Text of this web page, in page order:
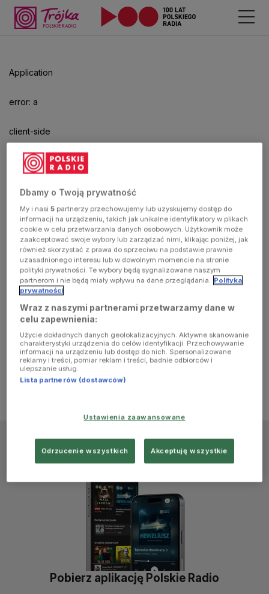
Application
error: a
client-side
exception
has
occurred
(see the
browser
console for
more
information)
aby
odtwarzać.
Pobierz aplikację Polskie Radio
Dbamy o Twoją prywatność
My i nasi5 partnerzy przechowujemy lub uzyskujemy dostęp do
informacji na urządzeniu, takich jak unikalne identyfikatory w plikach
cookie w celu przetwarzania danych osobowych. Użytkownik może
zaakceptować swoje wybory lub zarządzać nimi, klikając poniżej, jak
również skorzystać z prawa do sprzeciwu na podstawie prawnie
uzasadnionego interesu lub w dowolnym momencie na stronie
polityki prywatności. Te wybory będą sygnalizowane naszym
partnerom i nie będą miały wpływu na dane przeglądania. Polityka
prywatności
Wraz z naszymi partnerami przetwarzamy dane w
celu zapewnienia:
Użycie dokładnych danych geolokalizacyjnych. Aktywne skanowanie
charakterystyki urządzenia do celów identyfikacji. Przechowywanie
informacji na urządzeniu lub dostęp do nich. Spersonalizowane
reklamy i treści, pomiar reklam i treści, badnie odbiorców i
ulepszanie usług.
Lista partnerów (dostawców)
Ustawienia zaawansowane
Odrzucenie wszystkich Akceptuję wszystkie